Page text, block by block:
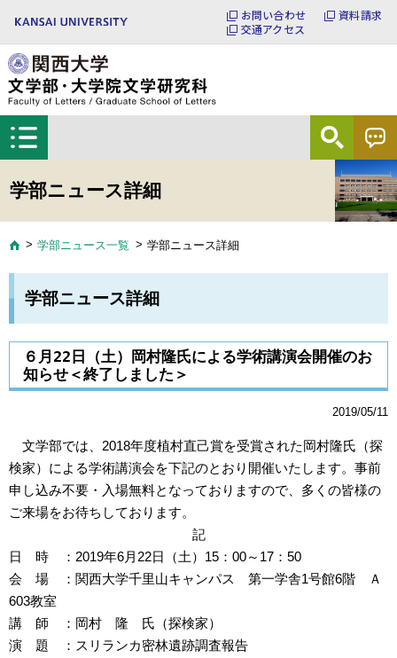
お問い合わせ
資料請求
交通アクセス
学部ニュース詳細
学部ニュース一覧 学部ニュース詳細
学部ニュース詳細
６月22日（土）岡村隆氏による学術講演会開催のお
知らせ＜終了しました＞
2019/05/11
文学部では、2018年度植村直己賞を受賞された岡村隆氏（探
検家）による学術講演会を下記のとおり開催いたします。事前
申し込み不要・入場無料となっておりますので、多くの皆様の
ご来場をお待ちしております。
記
日 時 ：2019年6月22日（土）15：00～17：50
会 場 ：関西大学千里山キャンパス 第一学舎1号館6階 Ａ
603教室
講 師 ：岡村 隆 氏（探検家）
演 題 ：スリランカ密林遺跡調査報告